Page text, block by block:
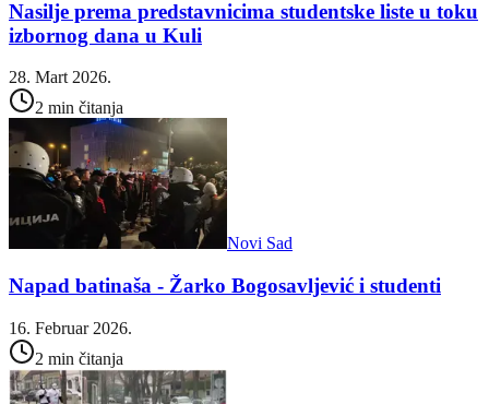
Nasilje prema predstavnicima studentske liste u toku
izbornog dana u Kuli
28. Mart 2026.
2 min čitanja
Novi Sad
Napad batinaša - Žarko Bogosavljević i studenti
16. Februar 2026.
2 min čitanja